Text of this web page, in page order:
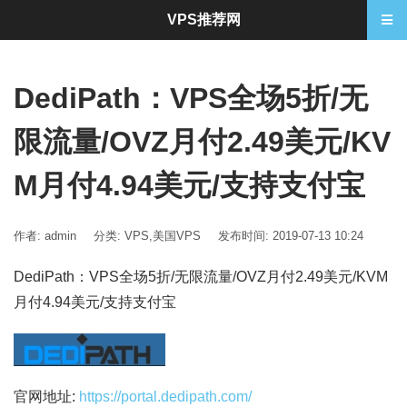
DediPath：VPS全场5折/无
限流量/OVZ月付2.49美元/KV
M月付4.94美元/支持支付宝
作者: admin 分类: VPS,美国VPS 发布时间: 2019-07-13 10:24
DediPath：VPS全场5折/无限流量/OVZ月付2.49美元/KVM
月付4.94美元/支持支付宝
官网地址: https://portal.dedipath.com/
VPS推荐网